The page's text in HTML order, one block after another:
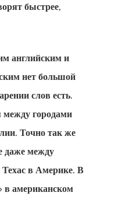
быстрее,
английским и
нет большой
слов есть.
городами
Точно так же
даже между
в Америке. В
в американском
GDPR
Блог
Британские
Для